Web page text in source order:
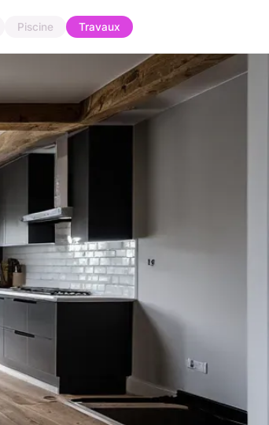
Piscine Travaux